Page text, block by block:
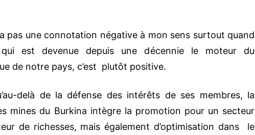
pas une connotation négative à mon sens surtout quand
qui est devenue depuis une décennie le moteur du
de notre pays, c’est plutôt positive.
delà de la défense des intérêts de ses membres, la
mines du Burkina intègre la promotion pour un secteur
de richesses, mais également d’optimisation dans le